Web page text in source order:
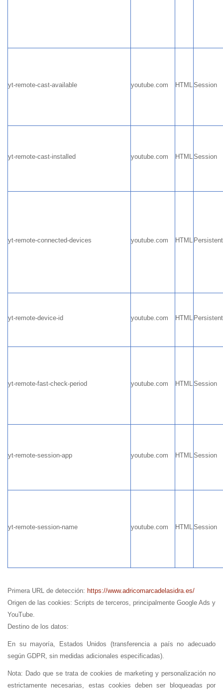
yt-remote-cast-available youtube.com HTMLSession
yt-remote-cast-installed youtube.com HTMLSession
yt-remote-connected-devices youtube.com HTML Persistent
yt-remote-device-id youtube.com HTML Persistent
yt-remote-fast-check-period youtube.com HTMLSession
yt-remote-session-app youtube.com HTMLSession
yt-remote-session-name youtube.com HTMLSession
Primera URL de detección: https://www.adricomarcadelasidra.es/
Origen de las cookies: Scripts de terceros, principalmente Google Ads y
YouTube.
Destino de los datos:
En su mayoría, Estados Unidos (transferencia a país no adecuado
según GDPR, sin medidas adicionales especificadas).
Nota: Dado que se trata de cookies de marketing y personalización no
estrictamente necesarias, estas cookies deben ser bloqueadas por